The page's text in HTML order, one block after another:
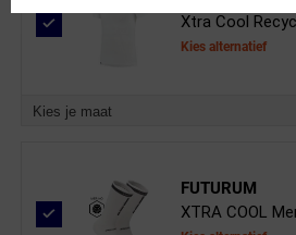
Xtra Cool
Kies alternatief
Kies je maat
FUTURUM
XTRA COOL